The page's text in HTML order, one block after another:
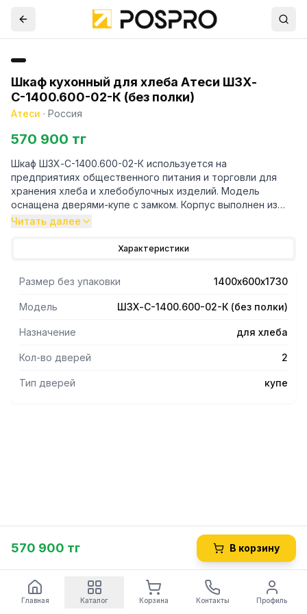
Шкаф кухонный для хлеба Атеси ШЗХ-
С-1400.600-02-К (без полки)
Атеси · Россия
570 900 тг
Шкаф ШЗХ-С-1400.600-02-К используется на
предприятиях общественного питания и торговли для
хранения хлеба и хлебобулочных изделий. Модель
оснащена дверями-купе с замком. Корпус выполнен из
нержавеющей стали AISI 430.
Читать далее
Характеристики
Размер без упаковки 1400х600х1730
Модель ШЗХ-С-1400.600-02-К (без полки)
Назначение для хлеба
Кол-во дверей 2
Тип дверей купе
570 900 тг В корзину
Главная Каталог Корзина Контакты Профиль